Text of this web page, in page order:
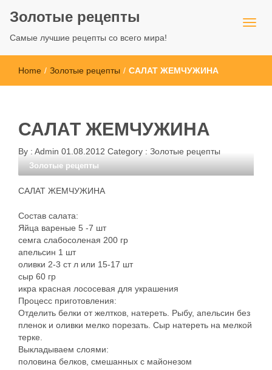
Золотые рецепты
Самые лучшие рецепты со всего мира!
Home / Золотые рецепты / САЛАТ ЖЕМЧУЖИНА
САЛАТ ЖЕМЧУЖИНА
By : Admin 01.08.2012 Category : Золотые рецепты
Золотые рецепты
САЛАТ ЖЕМЧУЖИНА
Состав салата:
Яйца вареные 5 -7 шт
семга слабосоленая 200 гр
апельсин 1 шт
оливки 2-3 ст л или 15-17 шт
сыр 60 гр
икра красная лососевая для украшения
Процесс приготовления:
Отделить белки от желтков, натереть. Рыбу, апельсин без
пленок и оливки мелко порезать. Сыр натереть на мелкой
терке.
Выкладываем слоями:
половина белков, смешанных с майонезом